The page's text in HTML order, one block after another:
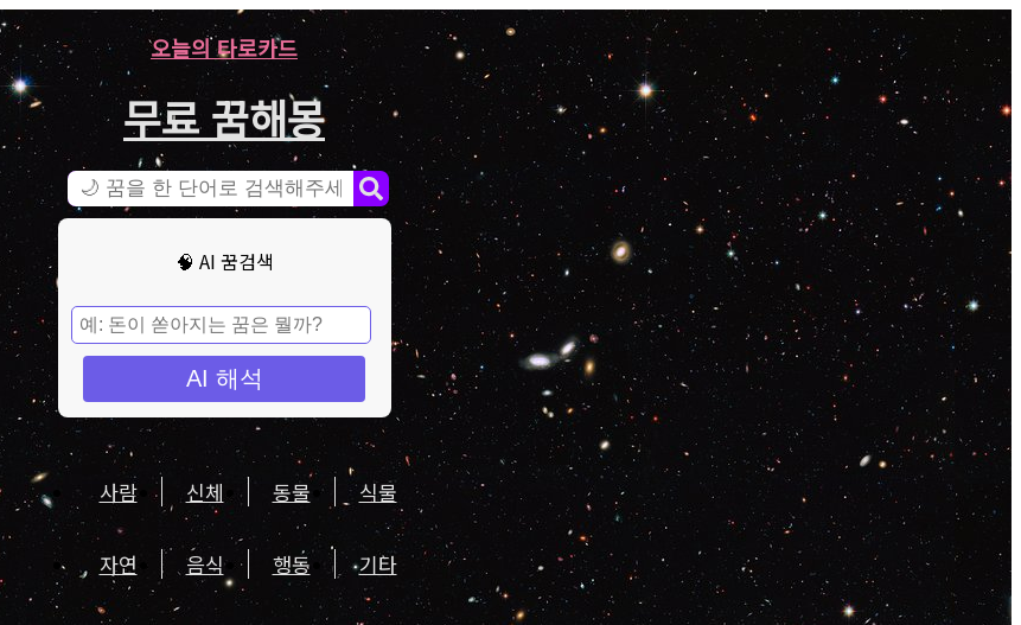
오늘의 타로카드
무료 꿈해몽
🧠 AI 꿈검색
AI 해석
사람 신체 동물 식물
자연 음식 행동 기타